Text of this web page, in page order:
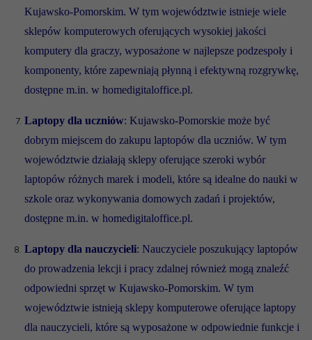
Kujawsko-Pomorskim. W tym województwie istnieje wiele
sklepów komputerowych oferujących wysokiej jakości
komputery dla graczy, wyposażone w najlepsze podzespoły i
komponenty, które zapewniają płynną i efektywną rozgrywkę,
dostępne m.in. w homedigitaloffice.pl.
Laptopy dla uczniów: Kujawsko-Pomorskie może być
dobrym miejscem do zakupu laptopów dla uczniów. W tym
województwie działają sklepy oferujące szeroki wybór
laptopów różnych marek i modeli, które są idealne do nauki w
szkole oraz wykonywania domowych zadań i projektów,
dostępne m.in. w homedigitaloffice.pl.
Laptopy dla nauczycieli: Nauczyciele poszukujący laptopów
do prowadzenia lekcji i pracy zdalnej również mogą znaleźć
odpowiedni sprzęt w Kujawsko-Pomorskim. W tym
województwie istnieją sklepy komputerowe oferujące laptopy
dla nauczycieli, które są wyposażone w odpowiednie funkcje i